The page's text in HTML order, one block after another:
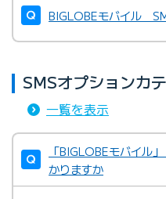
BIGLOBEモバイル
SMSオプションカ
一覧を表示
「BIGLOBEモバイル
かりますか